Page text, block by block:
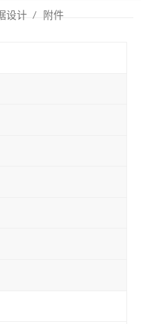
设计 附件